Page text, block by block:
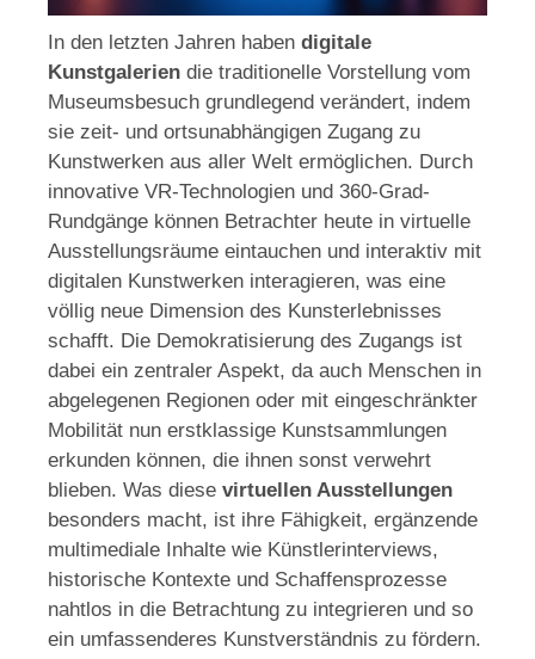
In den letzten Jahren haben digitale
Kunstgalerien die traditionelle Vorstellung vom
Museumsbesuch grundlegend verändert, indem
sie zeit- und ortsunabhängigen Zugang zu
Kunstwerken aus aller Welt ermöglichen. Durch
innovative VR-Technologien und 360-Grad-
Rundgänge können Betrachter heute in virtuelle
Ausstellungsräume eintauchen und interaktiv mit
digitalen Kunstwerken interagieren, was eine
völlig neue Dimension des Kunsterlebnisses
schafft. Die Demokratisierung des Zugangs ist
dabei ein zentraler Aspekt, da auch Menschen in
abgelegenen Regionen oder mit eingeschränkter
Mobilität nun erstklassige Kunstsammlungen
erkunden können, die ihnen sonst verwehrt
blieben. Was diese virtuellen Ausstellungen
besonders macht, ist ihre Fähigkeit, ergänzende
multimediale Inhalte wie Künstlerinterviews,
historische Kontexte und Schaffensprozesse
nahtlos in die Betrachtung zu integrieren und so
ein umfassenderes Kunstverständnis zu fördern.